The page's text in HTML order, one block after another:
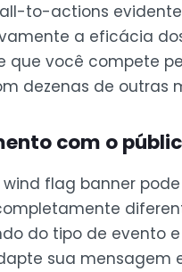
to-actions
a eficácia
que você compete
dezenas de outras
com o
flag banner
do tipo de evento
sua mensagem